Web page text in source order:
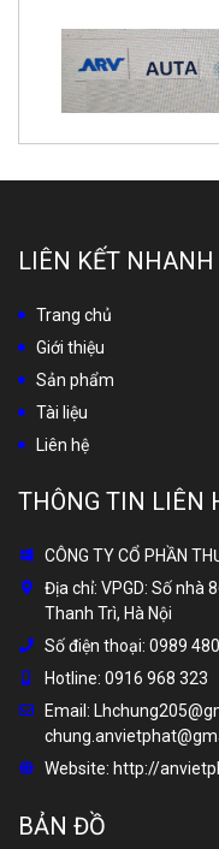
LIÊN KẾT NHANH
Trang chủ
Giới thiệu
Sản phẩm
Tài liệu
Liên hệ
THÔNG TIN LIÊN
CÔNG TY CỔ PHẦN
Địa chỉ: VPGD: Số nhà
Thanh Trì, Hà Nội
Số điện thoại: 0989
Hotline: 0916 968 323
Email:
Website: http://
BẢN ĐỒ